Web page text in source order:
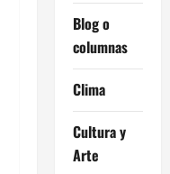
Blog o
columnas
Clima
Cultura y
Arte